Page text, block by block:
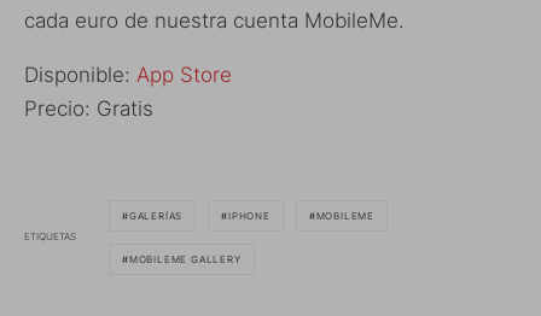
cada euro de nuestra cuenta MobileMe.
Disponible: App Store
Precio: Gratis
ETIQUETAS
GALERÍAS IPHONE MOBILEME
MOBILEME GALLERY